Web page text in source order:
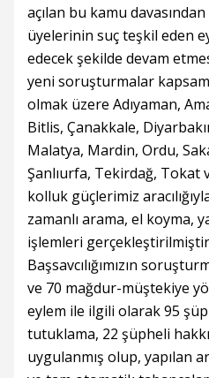
açılan bu kamu
üyelerinin suç teşkil eden
edecek şekilde devam
yeni soruşturmalar
olmak üzere Adıyaman,
Bitlis, Çanakkale,
Malatya, Mardin, Ordu,
Şanlıurfa, Tekirdağ, Tokat
kolluk güçlerimiz
zamanlı arama, el koyma,
işlemleri
Başsavcılığımızın
ve 70 mağdur-müştekiye
eylem ile ilgili olarak 95
tutuklama, 22 şüpheli
uygulanmış olup, yapılan